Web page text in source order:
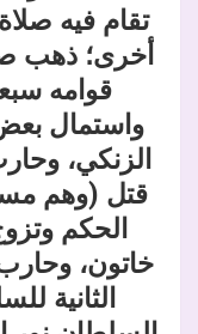
تقام فيه
أخرى؛ ذهب
قوامه
واستمال
الزنكي،
قتل (وهم
الحكم
خاتون،
الثانية